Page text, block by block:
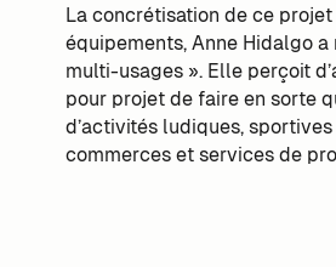
La concrétisation de ce
équipements, Anne Hidalgo
multi-usages ». Elle perçoit
pour projet de faire en sorte
d’activités ludiques,
commerces et services de